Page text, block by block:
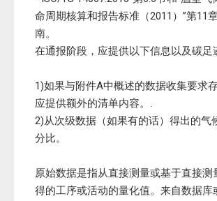
命周期核算和报告标准（2011）”第11
南。
在通报阶段，应提供以下信息以及碳足
1)如果与附件A中概述的数据收集要求
应提供额外的清单内容。.
2)从次级数据（如果有的话）得出的气
分比。
原始数据是指从直接测量或基于直接测
得的工序或活动的量化值。来自数据库